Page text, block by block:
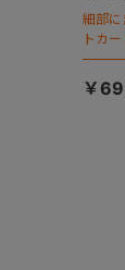
細部に
トカー
￥